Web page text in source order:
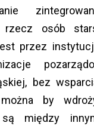
rzecz osób
przez
bez
by
są między